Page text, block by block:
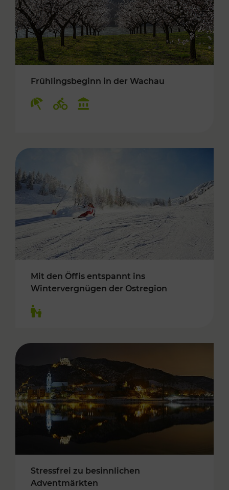
Frühlingsbeginn in der Wachau
Mit den Öffis entspannt ins
Wintervergnügen der Ostregion
Stressfrei zu besinnlichen
Adventmärkten